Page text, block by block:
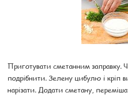
Приготувати сметанним заправку.
подрібнити. Зелену цибулю і кріп
нарізати. Додати сметану,